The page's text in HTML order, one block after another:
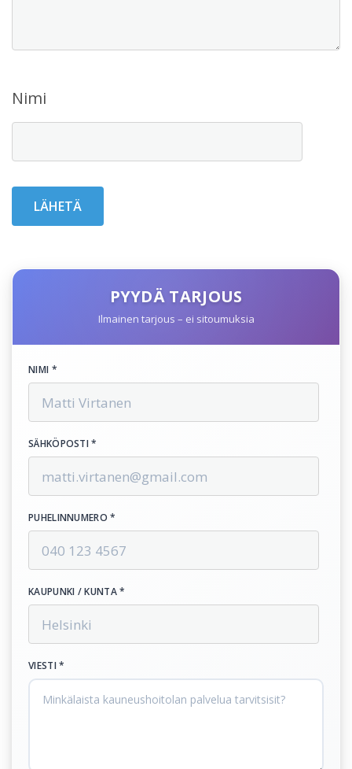
Nimi
PYYDÄ TARJOUS
Ilmainen tarjous – ei sitoumuksia
NIMI *
SÄHKÖPOSTI *
PUHELINNUMERO *
KAUPUNKI / KUNTA *
VIESTI *